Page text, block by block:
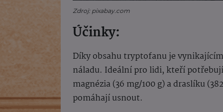
Zdroj: pixabay.com
Účinky:
Díky obsahu tryptofanu je
náladu. Ideální pro lidi, kteří
magnézia (36 mg/100 g) a draslíku
pomáhají usnout.